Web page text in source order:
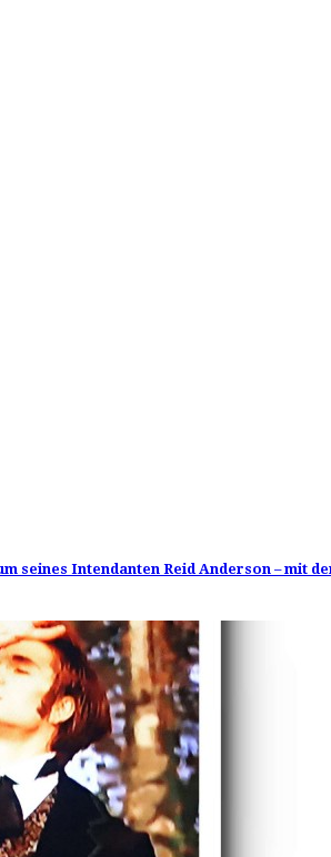
seines Intendanten Reid Anderson – mit